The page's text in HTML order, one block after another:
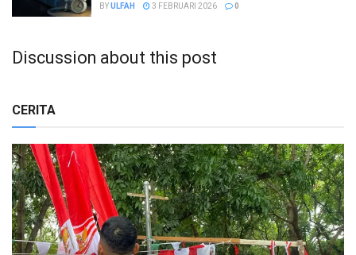
BYULFAH 3 FEBRUARI 2026 0
Discussion about this post
CERITA